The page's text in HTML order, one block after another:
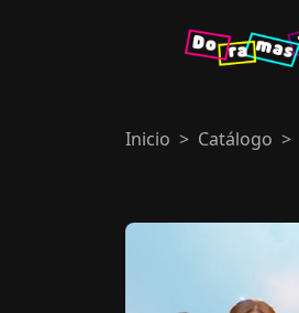
Inicio Catálogo